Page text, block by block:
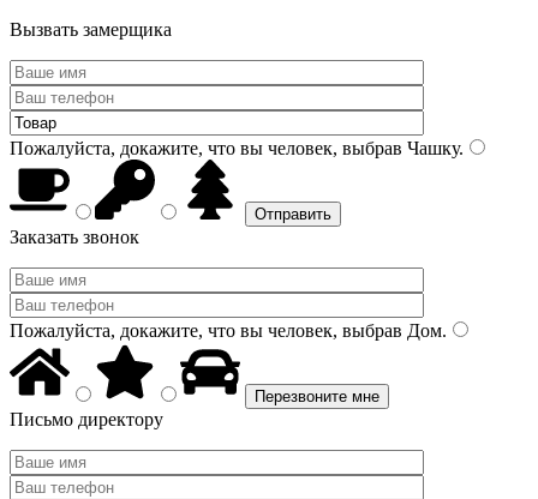
Вызвать замерщика
Пожалуйста, докажите, что вы человек, выбрав Чашку.
Заказать звонок
Пожалуйста, докажите, что вы человек, выбрав Дом.
Письмо директору